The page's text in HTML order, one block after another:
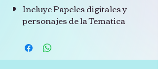
Incluye Papeles digitales y
personajes de la Tematica